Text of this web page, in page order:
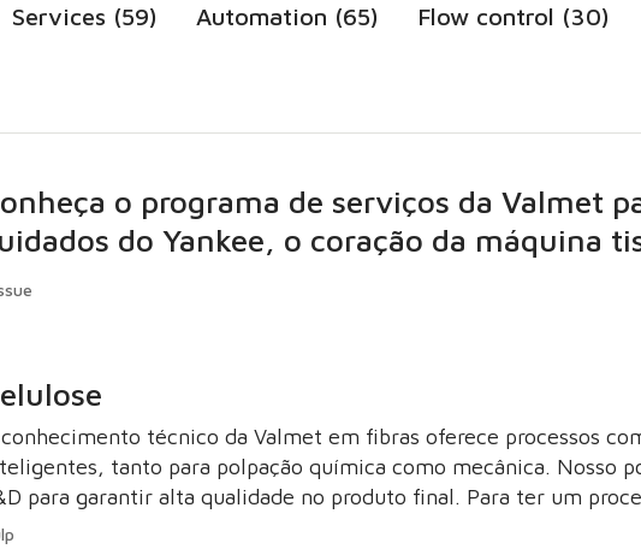
Services (59) Automation (65) Flow control (30)
o programa de serviços da Valmet
do Yankee, o coração da máquina
técnico da Valmet em fibras oferece processos
tanto para polpação química como mecânica. Nosso
para garantir alta qualidade no produto final. Para ter um
do seu negócio, vire um cliente Valmet. Oferecemos